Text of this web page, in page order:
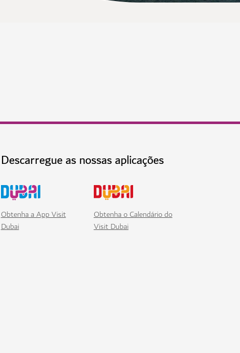
Descarregue as nossas aplicações
Obtenha a App Visit
Dubai
Obtenha o Calendário do
Visit Dubai